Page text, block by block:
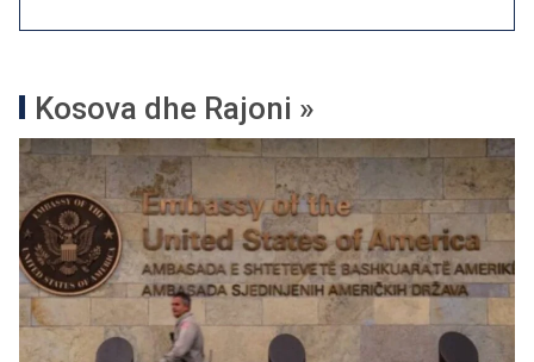
Kosova dhe Rajoni »